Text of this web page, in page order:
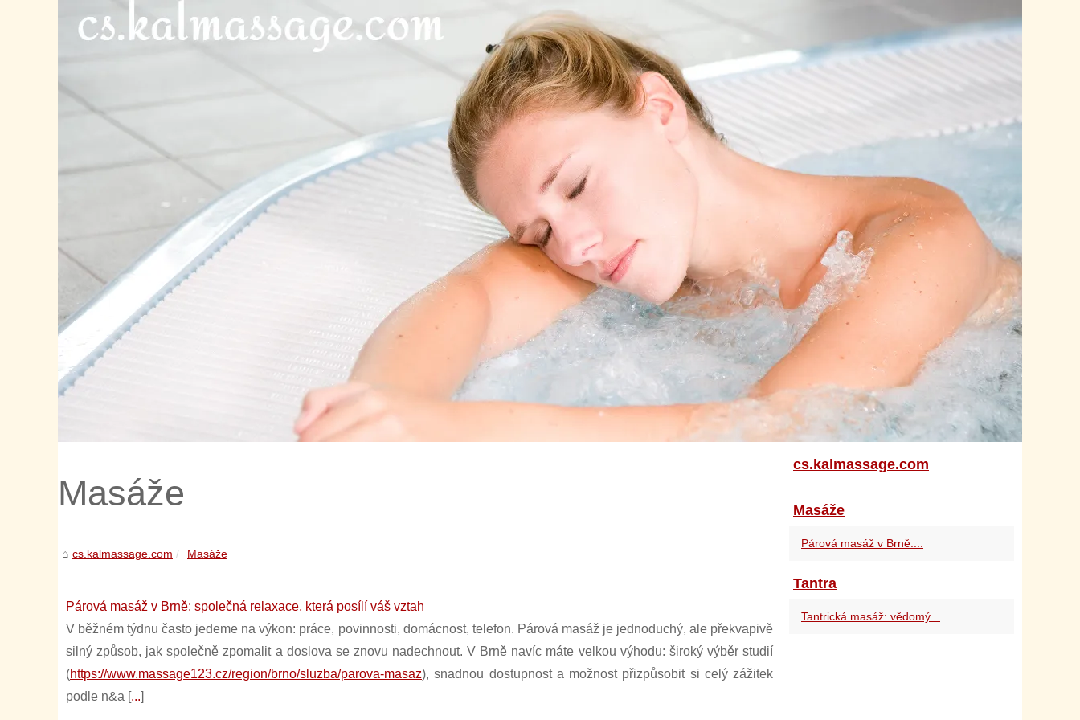
Masáže
cs.kalmassage.com Masáže
Párová masáž v Brně: společná relaxace, která posílí váš vztah
V běžném týdnu často jedeme na výkon: práce, povinnosti, domácnost, telefon. Párová masáž je jednoduchý, ale překvapivě
silný způsob, jak společně zpomalit a doslova se znovu nadechnout. V Brně navíc máte velkou výhodu: široký výběr studií
(https://www.massage123.cz/region/brno/sluzba/parova-masaz), snadnou dostupnost a možnost přizpůsobit si celý zážitek
podle n&a [...]
cs.kalmassage.com
Masáže
Párová masáž v Brně:...
Tantra
Tantrická masáž: vědomý...